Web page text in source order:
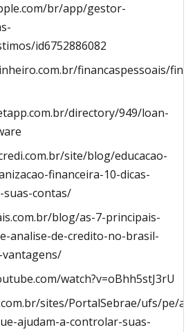
br/app/gestor-
id6752886082
financaspessoais/
directory/949/loan-
site/blog/educacao-
financeira-10-dicas-
suas-contas/
blog/as-7-principais-
analise-de-credito-no-brasil-
vantagens/
watch?v=oBhh5stJ3rU
sites/PortalSebrae/ufs/pe/
ajudam-a-controlar-suas-